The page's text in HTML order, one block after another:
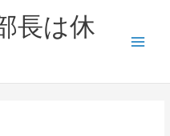
長は休